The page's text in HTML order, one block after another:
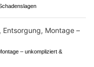
– unkompliziert &